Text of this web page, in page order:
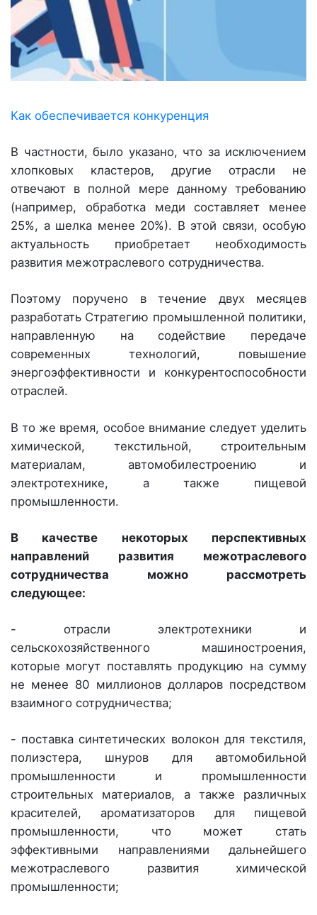
Как обеспечивается конкуренция
В частности, было указано, что за исключением
хлопковых кластеров, другие отрасли не
отвечают в полной мере данному требованию
(например, обработка меди составляет менее
25%, а шелка менее 20%). В этой связи, особую
актуальность приобретает необходимость
развития межотраслевого сотрудничества.
Поэтому поручено в течение двух месяцев
разработать Стратегию промышленной политики,
направленную на содействие передаче
современных технологий, повышение
энергоэффективности и конкурентоспособности
отраслей.
В то же время, особое внимание следует уделить
химической, текстильной, строительным
материалам, автомобилестроению и
электротехнике, а также пищевой
промышленности.
В качестве некоторых перспективных
направлений развития межотраслевого
сотрудничества можно рассмотреть
следующее:
- отрасли электротехники и
сельскохозяйственного машиностроения,
которые могут поставлять продукцию на сумму
не менее 80 миллионов долларов посредством
взаимного сотрудничества;
- поставка синтетических волокон для текстиля,
полиэстера, шнуров для автомобильной
промышленности и промышленности
строительных материалов, а также различных
красителей, ароматизаторов для пищевой
промышленности, что может стать
эффективными направлениями дальнейшего
межотраслевого развития химической
промышленности;